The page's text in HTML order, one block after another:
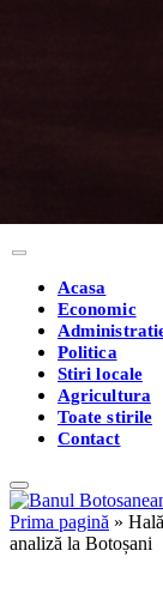
Acasa
Economic
Politica
Stiri locale
Agricultura
Toate stirile
Contact
Prima pagină »
analiză la Botoșani